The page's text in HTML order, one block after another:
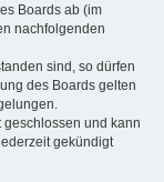
Boards ab (im
nachfolgenden
sind, so dürfen
des Boards gelten
geschlossen und kann
gekündigt